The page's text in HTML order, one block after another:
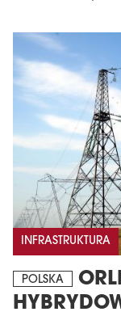
INFRASTRUKTURA
POLSKA